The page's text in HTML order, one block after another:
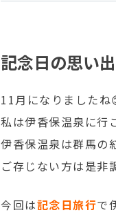
記念日の思い
11月になりましたね
私は伊香保温泉に行
伊香保温泉は群馬の
ご存じない方は是非
今回は記念日旅行で